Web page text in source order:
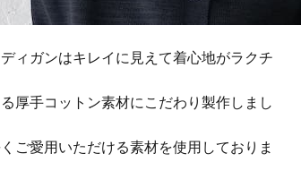
ィガンはキレイに見えて着心地がラクチ
厚手コットン素材にこだわり製作しまし
ご愛用いただける素材を使用しておりま